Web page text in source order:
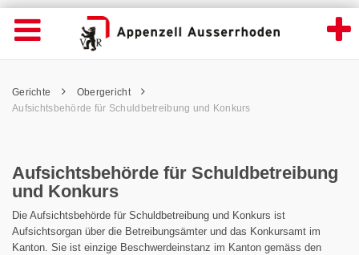
Aufsichtsbehörde für Schuldbetreibung
Wichtige
Seiten
Home
Inhalt
Kontakt
Navigation öffnen
Inhalt
Pfadnavigation
Gerichte
Obergericht
Aufsichtsbehörde für Schuldbetreibung und Konkurs
Aufsichtsbehörde für Schuldbetreibung
und Konkurs
Die Aufsichtsbehörde für Schuldbetreibung und Konkurs ist
Aufsichtsorgan über die Betreibungsämter und das Konkursamt im
Kanton. Sie ist einzige Beschwerdeinstanz im Kanton gemäss den